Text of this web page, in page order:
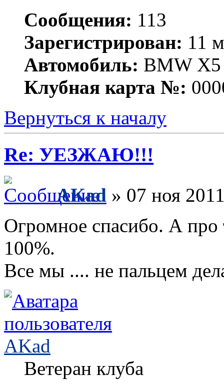
Сообщения: 113
Зарегистрирован: 11
Автомобиль: BMW X5
Клубная карта №:
Вернуться к началу
Re: УЕЗЖАЮ!!!
AKad » 07 ноя
Огромное спасибо. А про
100%.
Все мы .... не пальцем
AKad
Ветеран клуба